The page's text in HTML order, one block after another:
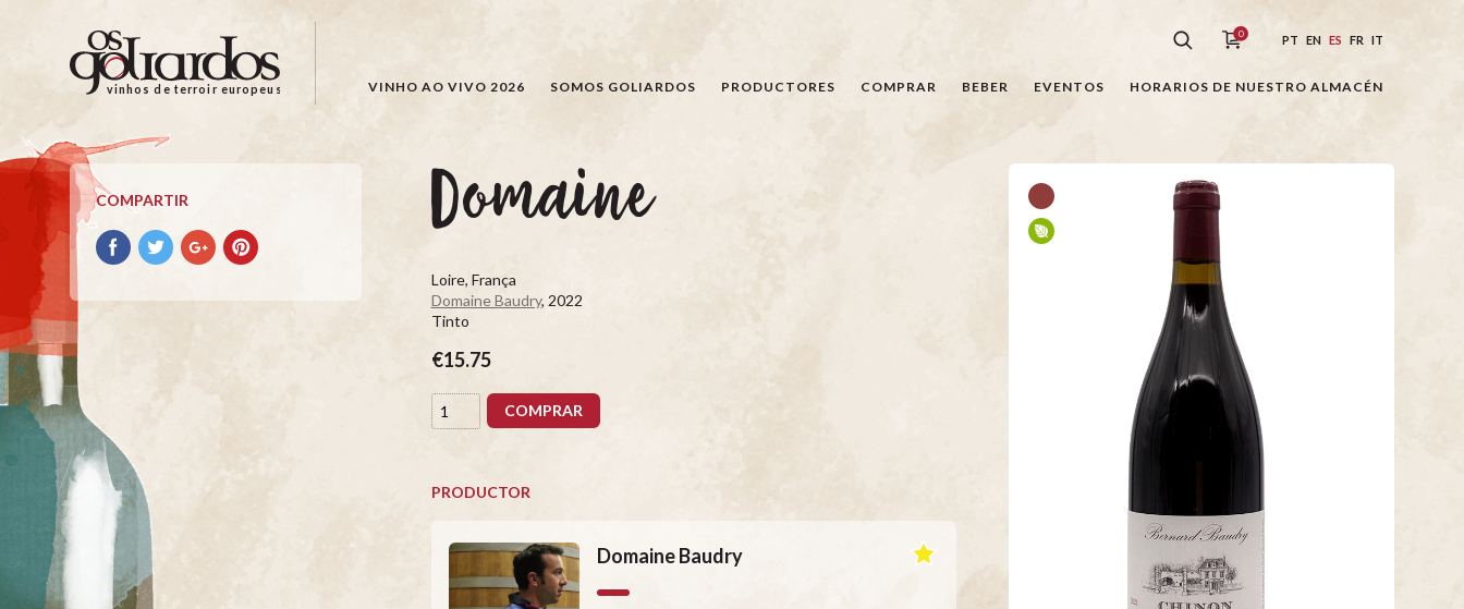
Os
Goliardos
Vinhos
de
Terroir
Europeus
vinhos de terroir europeus
0 PT EN ES FR IT
VINHO AO VIVO 2026 SOMOS GOLIARDOS PRODUCTORES COMPRAR BEBER EVENTOS HORARIOS DE NUESTRO ALMACÉN
COMPARTIR
Compartir
con
Compartir
con
Compartir
con
Compartir
con
Domaine
Loire, França
Domaine Baudry, 2022
Tinto
€15.75
COMPRAR
PRODUCTOR
Domaine Baudry